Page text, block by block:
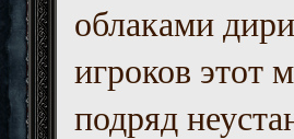
облаками
игроков этот
подряд